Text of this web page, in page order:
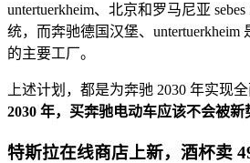
untertuerkheim、北京和罗马尼亚
统，而奔驰德国汉堡、untertuerkheim
的主要工厂。
上述计划，都是为奔驰 2030 年实现
2030 年，买奔驰电动车应该不会被新
特斯拉在线商店上新，酒杯卖